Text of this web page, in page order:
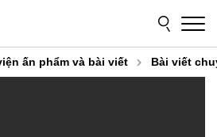
ấn phẩm và bài viết Bài viết